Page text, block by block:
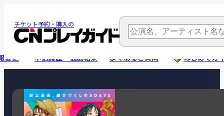
チケット予約・購入の
変更 申込履歴・抽選結果 よくあるご質問 はじめてガ